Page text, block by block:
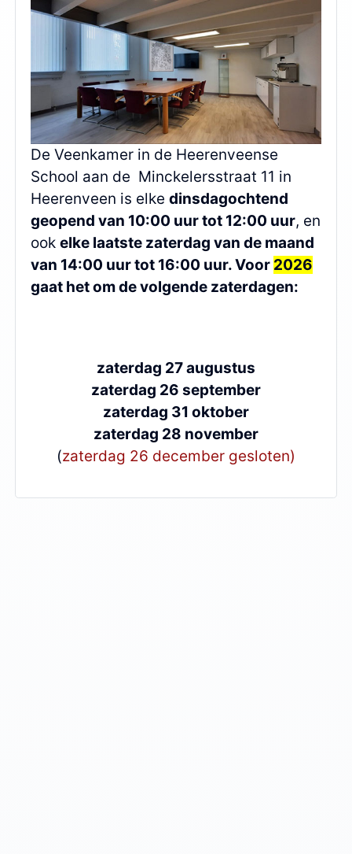
De Veenkamer in de Heerenveense
School aan de Minckelersstraat 11 in
Heerenveen is elke dinsdagochtend
geopend van 10:00 uur tot 12:00 uur, en
ook elke laatste zaterdag van de maand
van 14:00 uur tot 16:00 uur. Voor 2026
gaat het om de volgende zaterdagen:
zaterdag 27 augustus
zaterdag 26 september
zaterdag 31 oktober
zaterdag 28 november
(zaterdag 26 december gesloten)